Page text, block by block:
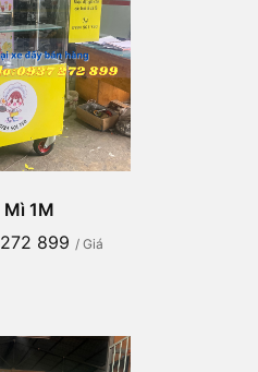
1M
899 / Giá